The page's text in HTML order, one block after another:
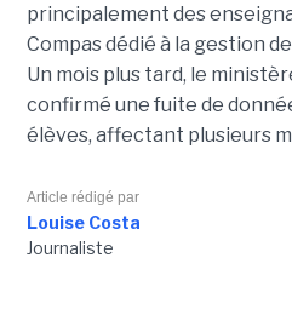
principalement des
Compas dédié à la gestion
Un mois plus tard, le
confirmé une fuite de
élèves, affectant plusieurs
Article rédigé par
Louise Costa
Journaliste